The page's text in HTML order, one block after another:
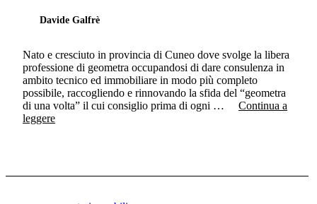
Davide Galfrè
Nato e cresciuto in provincia di Cuneo dove svolge la libera
professione di geometra occupandosi di dare consulenza in
ambito tecnico ed immobiliare in modo più completo
possibile, raccogliendo e rinnovando la sfida del “geometra
di una volta” il cui consiglio prima di ogni …
Continua a
leggere